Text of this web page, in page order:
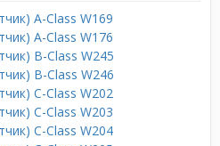
A-Class W169
A-Class W176
B-Class W245
B-Class W246
C-Class W202
C-Class W203
C-Class W204